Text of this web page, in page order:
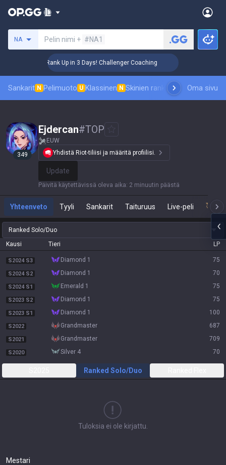
NA Pelin nimi + #NA1
🏆 Rank Up in 3 Days! Challenger Coaching
Sankarit N Pelimuoto U Klassinen N Skinien rankingTulostaulukot
Oma sivu
349
Ejdercan#TOP
EUW
Yhdistä Riot-tiliisi ja määritä profiilisi.
Update
Päivitä käytettävissä oleva aika: 2 minuutin päästä
Yhteenveto Tyyli Sankarit Taituruus Live-peli
Ranked Solo/Duo
Kausi
Tieri LP
S2024 S3 diamond 1 75
S2024 S2 diamond 1 70
S2024 S1 emerald 1 75
S2023 S2 diamond 1 75
S2023 S1 diamond 1 100
S2022 grandmaster 687
S2021 grandmaster 709
S2020 silver 4 70
Ranked Solo/Duo
Tuloksia ei ole kirjattu.
Mestari